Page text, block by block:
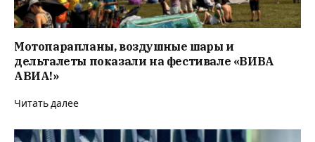
Мотопарапланы, воздушные шары и
дельталеты показали на фестивале «ВИВА
АВИА!»
Читать далее